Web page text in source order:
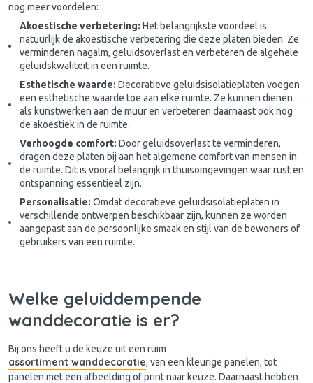
nog meer voordelen:
Akoestische verbetering: Het belangrijkste voordeel is
natuurlijk de akoestische verbetering die deze platen bieden. Ze
verminderen nagalm, geluidsoverlast en verbeteren de algehele
geluidskwaliteit in een ruimte.
Esthetische waarde: Decoratieve geluidsisolatieplaten voegen
een esthetische waarde toe aan elke ruimte. Ze kunnen dienen
als kunstwerken aan de muur en verbeteren daarnaast ook nog
de akoestiek in de ruimte.
Verhoogde comfort: Door geluidsoverlast te verminderen,
dragen deze platen bij aan het algemene comfort van mensen in
de ruimte. Dit is vooral belangrijk in thuisomgevingen waar rust en
ontspanning essentieel zijn.
Personalisatie: Omdat decoratieve geluidsisolatieplaten in
verschillende ontwerpen beschikbaar zijn, kunnen ze worden
aangepast aan de persoonlijke smaak en stijl van de bewoners of
gebruikers van een ruimte.
Welke geluiddempende
wanddecoratie is er?
Bij ons heeft u de keuze uit een ruim
assortiment wanddecoratie, van een kleurige panelen, tot
panelen met een afbeelding of print naar keuze. Daarnaast hebben